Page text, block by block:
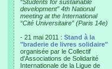
“Students for sustainable
development” 4th National
meeting at the International
“Cité Universitaire” (Paris 14e)
- 21 mai 2011 : Stand à la
"braderie de livres solidaire"
organisée par le Collectif
d'Associations de Solidarité
Internationale de la Ligue de